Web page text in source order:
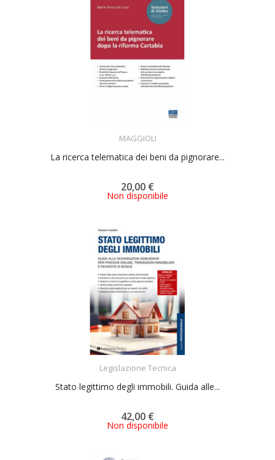
MAGGIOLI
La ricerca telematica dei beni da pignorare...
20,00 €
Non disponibile
Legislazione Tecnica
Stato legittimo degli immobili. Guida alle...
42,00 €
Non disponibile